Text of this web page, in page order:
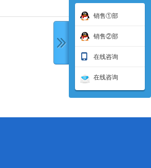
下一条:
销售①部
销售②部
在线咨询
在线咨询